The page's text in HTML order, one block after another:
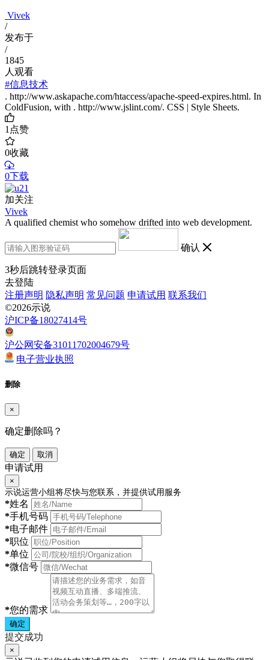
Vivek
/
发布于
/
1845
人观看
#信息技术
. http://www.askapache.com/htaccess/apache-speed-expires.html. In
ColdFusion, with . http://www.jslint.com/. CSS | Style Sheets.
1点赞
0收藏
0下载
加关注
Vivek
A qualified chemist who somehow drifted into web development.
确认
3秒后跳转登录页面
去登陆
注册声明 隐私声明 常见问题 申请试用 联系我们
©2026示说
沪ICP备18027414号
沪公网安备31011702004679号
电子营业执照
删除
×
确定删除吗？
确定 取消
申请试用
×
示说运营小组将尽快与您联系，并提供试用服务
*姓名
*手机号码
*电子邮件
*职位
*单位
*微信号
*您的需求
确定
提交成功
×